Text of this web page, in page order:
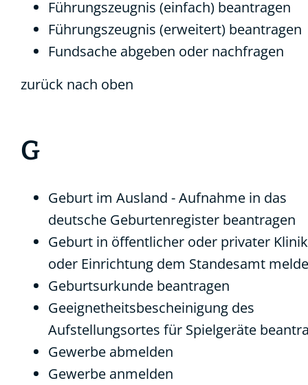
Führungszeugnis (einfach) beantragen
Führungszeugnis (erweitert) beantragen
Fundsache abgeben oder nachfragen
zurück nach oben
G
Geburt im Ausland - Aufnahme in das
deutsche Geburtenregister beantragen
Geburt in öffentlicher oder privater Klinik
oder Einrichtung dem Standesamt
Geburtsurkunde beantragen
Geeignetheitsbescheinigung des
Aufstellungsortes für Spielgeräte
Gewerbe abmelden
Gewerbe anmelden